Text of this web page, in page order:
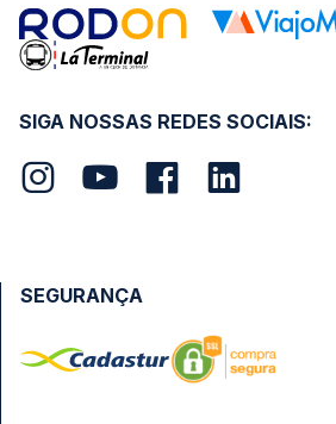
SIGA NOSSAS REDES SOCIAIS:
SEGURANÇA